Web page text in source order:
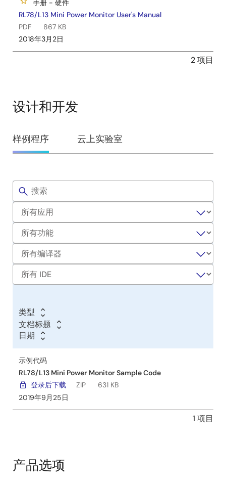
手册 - 硬件
RL78/L13 Mini Power Monitor User's Manual
PDF
867 KB
2018年3月2日
2 项目
设计和开发
设
计
开
发
样例程序 云上实验室
样
例
程
序
筛
类型
文
档
标
题
文档标题
日
日
日期
示例代码
RL78/L13 Mini Power Monitor Sample Code
登录后下载
ZIP
631 KB
2019年9月25日
1 项目
产品选项